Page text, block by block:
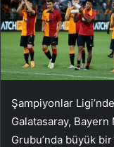
Şampiyonlar
Galatasaray,
Grubu’nda büyük